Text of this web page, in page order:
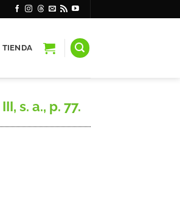
TIENDA
s. a., p. 77.